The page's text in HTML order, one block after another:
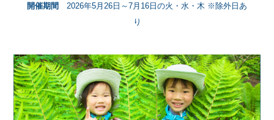
開催期間
2026年5月26日～7月16日の火・水・木 ※除外日あ
り